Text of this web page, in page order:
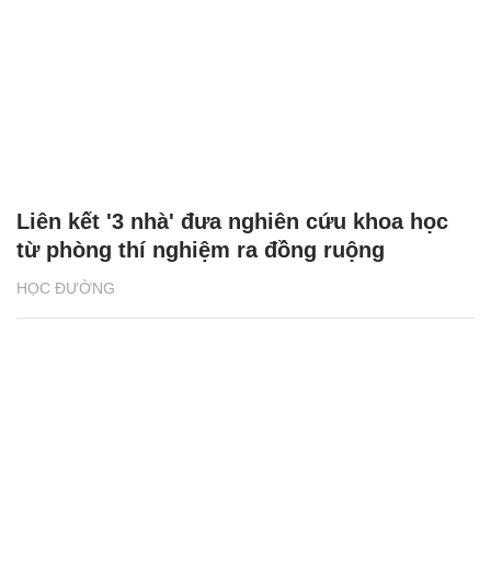
HỌC ĐƯỜNG
Liên kết '3 nhà' đưa nghiên cứu khoa học
từ phòng thí nghiệm ra đồng ruộng